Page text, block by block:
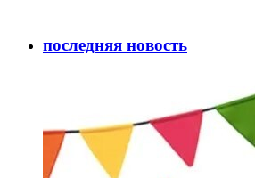
последняя новость